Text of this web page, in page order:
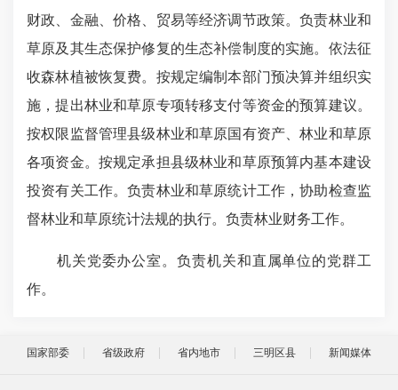
财政、金融、价格、贸易等经济调节政策。负责林业和
草原及其生态保护修复的生态补偿制度的实施。依法征
收森林植被恢复费。按规定编制本部门预决算并组织实
施，提出林业和草原专项转移支付等资金的预算建议。
按权限监督管理县级林业和草原国有资产、林业和草原
各项资金。按规定承担县级林业和草原预算内基本建设
投资有关工作。负责林业和草原统计工作，协助检查监
督林业和草原统计法规的执行。负责林业财务工作。
机关党委办公室。负责机关和直属单位的党群工
作。
国家部委 省级政府 省内地市 三明区县 新闻媒体